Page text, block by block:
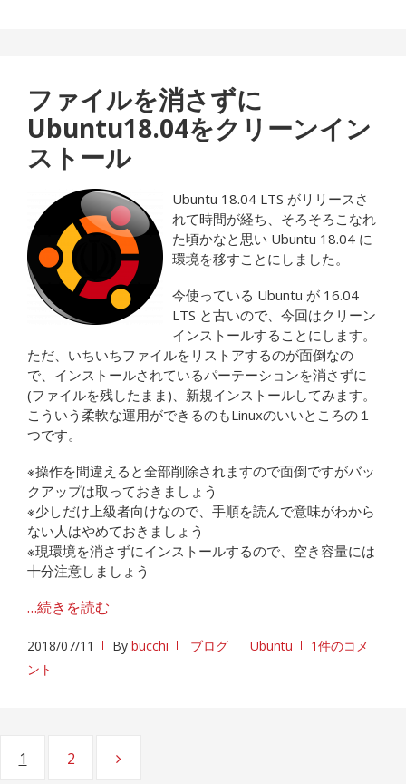
ファイルを消さずに
Ubuntu18.04をクリーンイン
ストール
Ubuntu 18.04 LTS がリリースさ
れて時間が経ち、そろそろこなれ
た頃かなと思い Ubuntu 18.04 に
環境を移すことにしました。
今使っている Ubuntu が 16.04
LTS と古いので、今回はクリーン
インストールすることにします。
ただ、いちいちファイルをリストアするのが面倒なの
で、インストールされているパーテーションを消さずに
(ファイルを残したまま)、新規インストールしてみます。
こういう柔軟な運用ができるのもLinuxのいいところの１
つです。
※操作を間違えると全部削除されますので面倒ですがバッ
クアップは取っておきましょう
※少しだけ上級者向けなので、手順を読んで意味がわから
ない人はやめておきましょう
※現環境を消さずにインストールするので、空き容量には
十分注意しましょう
…続きを読む
2018/07/11 By bucchi ブログ Ubuntu
1件のコメ
ント
投ページ
1 ページ
2